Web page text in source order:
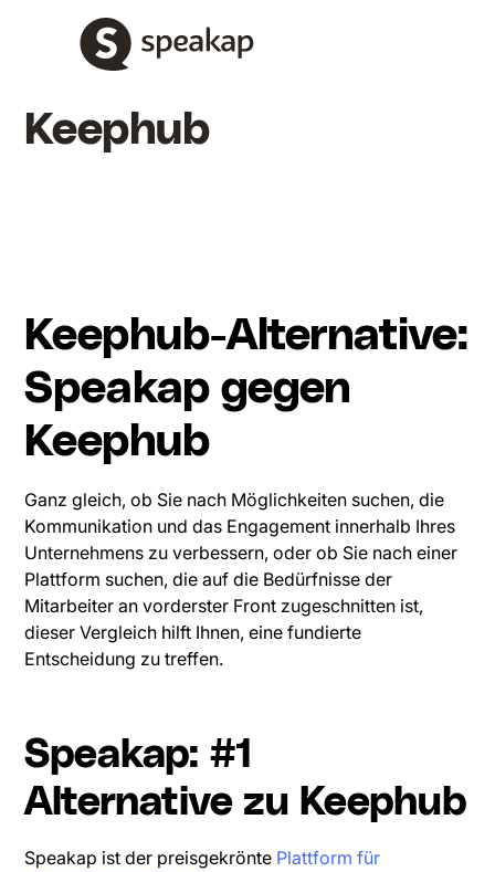
Keephub
Keephub-Alternative:
Speakap gegen
Keephub
Ganz gleich, ob Sie nach Möglichkeiten suchen, die
Kommunikation und das Engagement innerhalb Ihres
Unternehmens zu verbessern, oder ob Sie nach einer
Plattform suchen, die auf die Bedürfnisse der
Mitarbeiter an vorderster Front zugeschnitten ist,
dieser Vergleich hilft Ihnen, eine fundierte
Entscheidung zu treffen.
Speakap: #1
Alternative zu Keephub
Speakap ist der preisgekrönte Plattform für